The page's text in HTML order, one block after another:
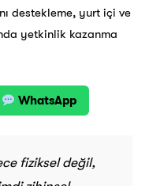
destekleme, yurt içi ve
yetkinlik kazanma
WhatsApp
fiziksel değil,